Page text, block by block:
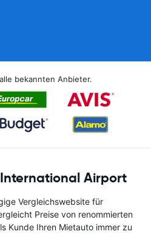
bekannten Anbieter.
Airport
Vergleichswebsite für
Preise von renommierten
Kunde Ihren Mietauto immer zu